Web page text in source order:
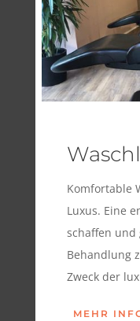
Komfortable
Luxus. Eine
schaffen und
Behandlung
Zweck der
MEHR